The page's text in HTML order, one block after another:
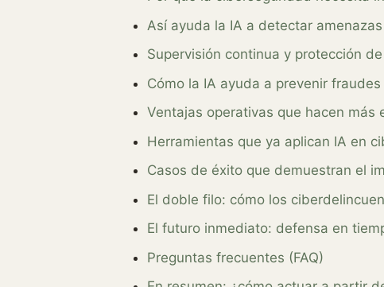
Así ayuda la IA a detectar
Supervisión continua y protección
Cómo la IA ayuda a prevenir
Ventajas operativas que hacen
Herramientas que ya aplican IA en
Casos de éxito que demuestran el
El doble filo: cómo los
El futuro inmediato: defensa en
Preguntas frecuentes (FAQ)